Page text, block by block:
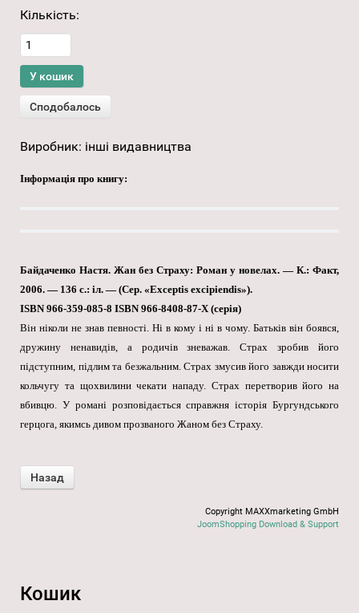
Кількість:
Виробник: інші видавництва
Інформація про книгу:
Байдаченко Настя. Жан без Страху: Роман у новелах. — К.: Факт,
2006. — 136 с.: іл. — (Сер. «Exceptis excipiendis»).
ISBN 966-359-085-8 ISBN 966-8408-87-X (серія)
Він ніколи не знав певності. Ні в кому і ні в чому. Батьків він боявся,
дружину ненавидів, а родичів зневажав. Страх зробив його
підступним, підлим та безжальним. Страх змусив його завжди носити
кольчугу та щохвилини чекати нападу. Страх перетворив його на
вбивцю. У романі розповідається справжня історія Бургундського
герцога, якимсь дивом прозваного Жаном без Страху.
Copyright MAXXmarketing GmbH
JoomShopping Download & Support
Кошик